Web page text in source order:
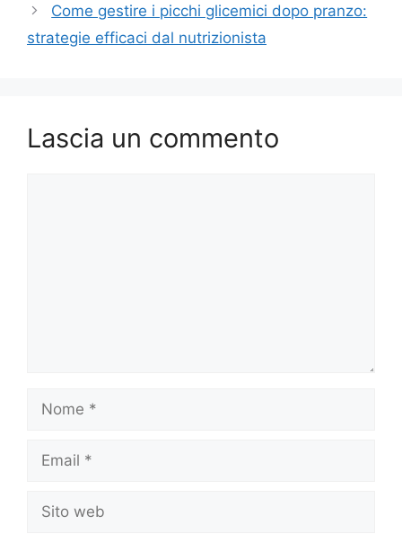
Come gestire i picchi glicemici dopo pranzo:
strategie efficaci dal nutrizionista
Lascia un commento
Nome
Email
Sito
web